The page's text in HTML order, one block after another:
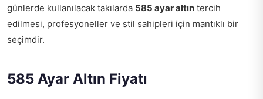
günlerde kullanılacak takılarda 585 ayar altın tercih
edilmesi, profesyoneller ve stil sahipleri için mantıklı bir
seçimdir.
585 Ayar Altın Fiyatı